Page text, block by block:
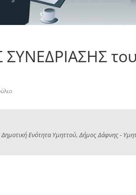
ΣΥΝΕΔΡΙΑΣΗΣ
Ενότητα Υμηττού, Δήμος Δάφνης -